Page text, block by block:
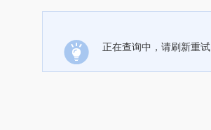
正在查询中，请刷新重试